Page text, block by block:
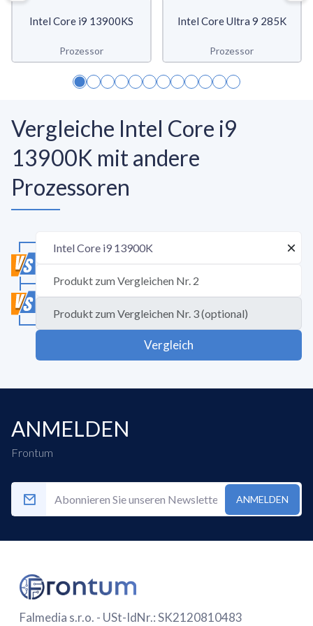
Intel Core i9 13900KS
Prozessor
Intel Core Ultra 9 285K
Prozessor
Vergleiche Intel Core i9
13900K mit andere
Prozessoren
Vergleich
ANMELDEN
Frontum
ANMELDEN
Falmedia s.r.o. - USt-IdNr.: SK2120810483